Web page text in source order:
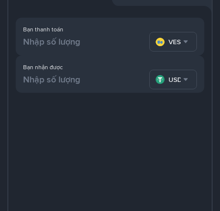
Bạn thanh toán
VES
Bạn nhận được
USDT